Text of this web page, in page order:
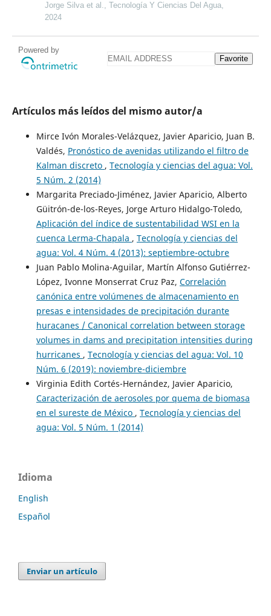
Jorge Silva et al., Tecnología Y Ciencias Del Agua,
2024
Powered by
Favorite
Artículos más leídos del mismo autor/a
Mirce Ivón Morales-Velázquez, Javier Aparicio, Juan B.
Valdés, Pronóstico de avenidas utilizando el filtro de
Kalman discreto , Tecnología y ciencias del agua: Vol.
5 Núm. 2 (2014)
Margarita Preciado-Jiménez, Javier Aparicio, Alberto
Güitrón-de-los-Reyes, Jorge Arturo Hidalgo-Toledo,
Aplicación del índice de sustentabilidad WSI en la
cuenca Lerma-Chapala , Tecnología y ciencias del
agua: Vol. 4 Núm. 4 (2013): septiembre-octubre
Juan Pablo Molina-Aguilar, Martín Alfonso Gutiérrez-
López, Ivonne Monserrat Cruz Paz, Correlación
canónica entre volúmenes de almacenamiento en
presas e intensidades de precipitación durante
huracanes / Canonical correlation between storage
volumes in dams and precipitation intensities during
hurricanes , Tecnología y ciencias del agua: Vol. 10
Núm. 6 (2019): noviembre-diciembre
Virginia Edith Cortés-Hernández, Javier Aparicio,
Caracterización de aerosoles por quema de biomasa
en el sureste de México , Tecnología y ciencias del
agua: Vol. 5 Núm. 1 (2014)
Idioma
English
Español
Enviar un artículo